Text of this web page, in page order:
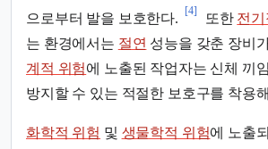
으로부터 발을 보호한다.
[4]
또한 전기
는 환경에서는 절연 성능을 갖춘 장비
계적 위험에 노출된 작업자는 신체 끼
방지할 수 있는 적절한 보호구를 착용
화학적 위험 및 생물학적 위험에 노출